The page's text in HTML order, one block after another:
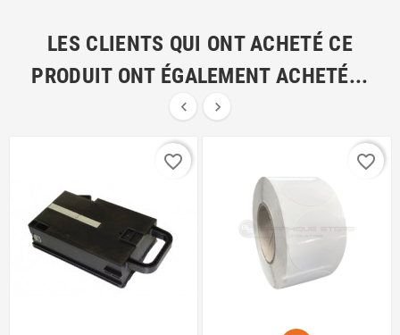
LES CLIENTS QUI ONT ACHETÉ CE
PRODUIT ONT ÉGALEMENT ACHETÉ...
 
favorite_border favorite_border